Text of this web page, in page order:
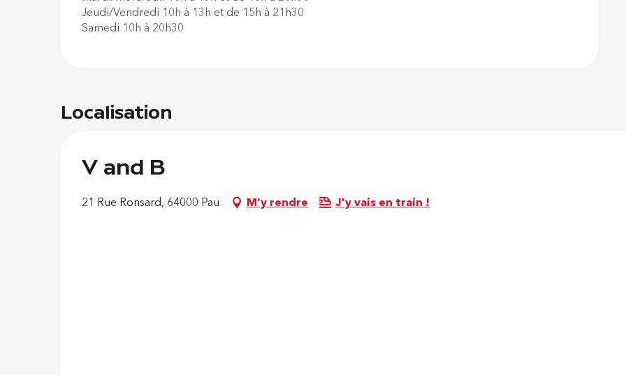
Jeudi/Vendredi 10h à 13h et de 15h à 21h30
Samedi 10h à 20h30
Localisation
V and B
21 Rue Ronsard, 64000 Pau M'y rendre J'y vais en train !